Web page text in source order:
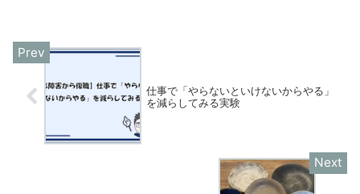
仕事で「やらないといけないからやる」
を減らしてみる実験